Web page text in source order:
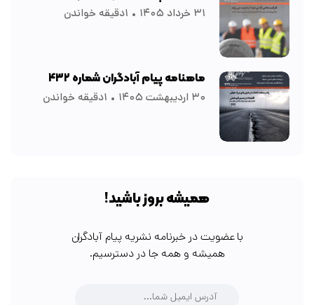
۳۱ خرداد ۱۴۰۵ ۱دقیقه خواندن
ماهنامه پیام آبادگران شماره ۴۳۲
۳۰ اردیبهشت ۱۴۰۵ ۱دقیقه خواندن
همیشه بروز باشید!
با عضویت در خبرنامه نشریه پیام آبادگران
همیشه و همه جا در دسترسیم.